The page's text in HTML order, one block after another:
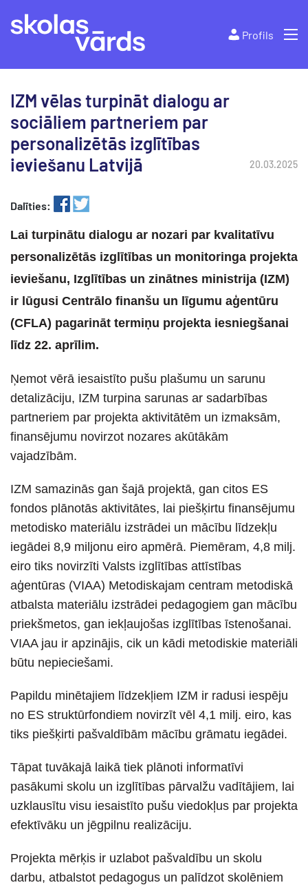
Profils
IZM vēlas turpināt dialogu ar
sociāliem partneriem par
personalizētās izglītības
ieviešanu Latvijā
20.03.2025
Dalīties:
Lai turpinātu dialogu ar nozari par kvalitatīvu
personalizētās izglītības un monitoringa projekta
ieviešanu, Izglītības un zinātnes ministrija (IZM)
ir lūgusi Centrālo finanšu un līgumu aģentūru
(CFLA) pagarināt termiņu projekta iesniegšanai
līdz 22. aprīlim.
Ņemot vērā iesaistīto pušu plašumu un sarunu
detalizāciju, IZM turpina sarunas ar sadarbības
partneriem par projekta aktivitātēm un izmaksām,
finansējumu novirzot nozares akūtākām
vajadzībām.
IZM samazinās gan šajā projektā, gan citos ES
fondos plānotās aktivitātes, lai piešķirtu finansējumu
metodisko materiālu izstrādei un mācību līdzekļu
iegādei 8,9 miljonu eiro apmērā. Piemēram, 4,8 milj.
eiro tiks novirzīti Valsts izglītības attīstības
aģentūras (VIAA) Metodiskajam centram metodiskā
atbalsta materiālu izstrādei pedagogiem gan mācību
priekšmetos, gan iekļaujošas izglītības īstenošanai.
VIAA jau ir apzinājis, cik un kādi metodiskie materiāli
būtu nepieciešami.
Papildu minētajiem līdzekļiem IZM ir radusi iespēju
no ES struktūrfondiem novirzīt vēl 4,1 milj. eiro, kas
tiks piešķirti pašvaldībām mācību grāmatu iegādei.
Tāpat tuvākajā laikā tiek plānoti informatīvi
pasākumi skolu un izglītības pārvalžu vadītājiem, lai
uzklausītu visu iesaistīto pušu viedokļus par projekta
efektīvāku un jēgpilnu realizāciju.
Projekta mērķis ir uzlabot pašvaldību un skolu
darbu, atbalstot pedagogus un palīdzot skolēniem